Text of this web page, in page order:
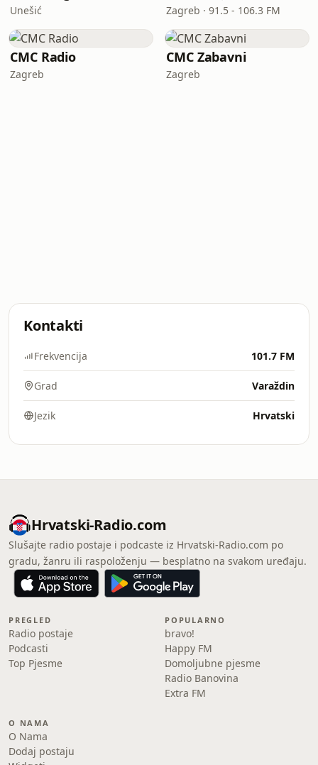
Unešić Zagreb · 91.5 - 106.3 FM
CMC Radio
Zagreb
CMC Zabavni
Zagreb
Kontakti
Frekvencija 101.7 FM
Grad Varaždin
Jezik Hrvatski
Hrvatski-Radio.com
Slušajte radio postaje i podcaste iz Hrvatski-Radio.com po
gradu, žanru ili raspoloženju — besplatno na svakom uređaju.
PREGLED
Radio postaje
Podcasti
Top Pjesme
POPULARNO
bravo!
Happy FM
Domoljubne pjesme
Radio Banovina
Extra FM
O NAMA
O Nama
Dodaj postaju